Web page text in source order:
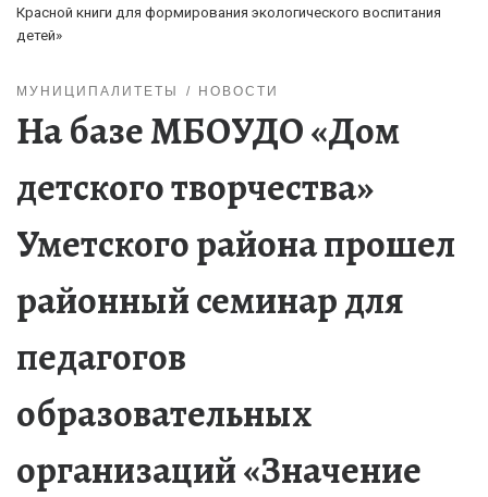
Красной книги для формирования экологического воспитания
детей»
МУНИЦИПАЛИТЕТЫ НОВОСТИ
На базе МБОУДО «Дом
детского творчества»
Уметского района прошел
районный семинар для
педагогов
образовательных
организаций «Значение